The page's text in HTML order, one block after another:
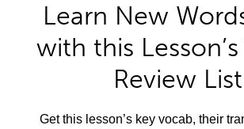
Learn New
with this
Review List
Get this lesson’s key vocab, their